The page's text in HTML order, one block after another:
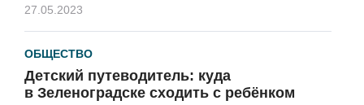
27.05.2023
ОБЩЕСТВО
Детский путеводитель: куда
в Зеленоградске сходить с ребёнком